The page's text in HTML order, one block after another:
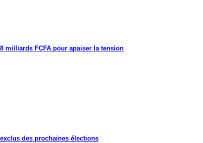
milliards FCFA pour apaiser la tension
des prochaines élections